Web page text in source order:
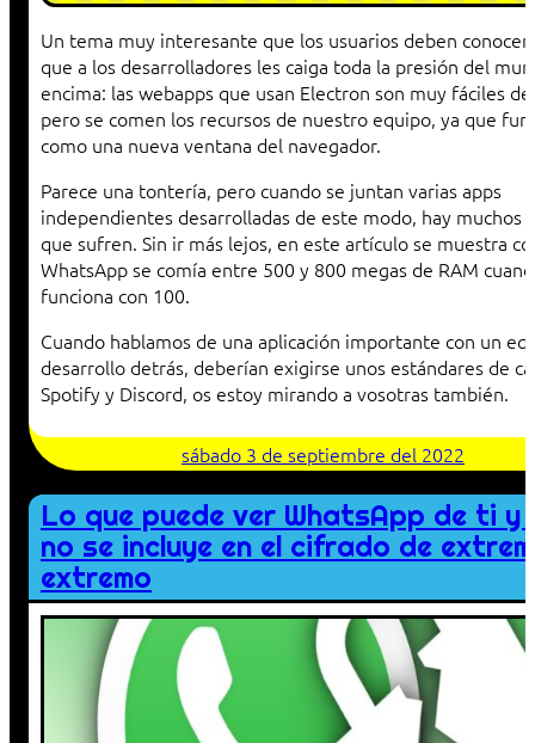
Un tema muy interesante que los usuarios deben conocer
que a los desarrolladores les caiga toda la presión del
encima: las webapps que usan Electron son muy fáciles
pero se comen los recursos de nuestro equipo, ya que
como una nueva ventana del navegador.
Parece una tontería, pero cuando se juntan varias apps
independientes desarrolladas de este modo, hay muchos
que sufren. Sin ir más lejos, en este artículo se muestra
WhatsApp se comía entre 500 y 800 megas de RAM
funciona con 100.
Cuando hablamos de una aplicación importante con un
desarrollo detrás, deberían exigirse unos estándares de
Spotify y Discord, os estoy mirando a vosotras también.
sábado 3 de septiembre del 2022
Lo que puede ver WhatsApp de ti y
no se incluye en el cifrado de
extremo